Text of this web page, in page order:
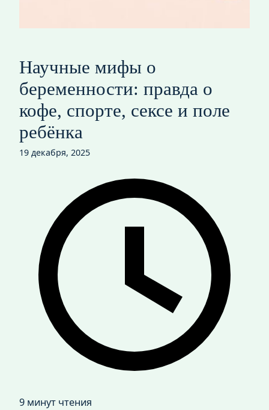
Научные мифы о
беременности: правда о
кофе, спорте, сексе и поле
ребёнка
19 декабря, 2025
9 минут чтения